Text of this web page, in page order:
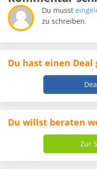
Du musst
zu schreiben.
Du hast einen Deal
Du willst beraten
Zur